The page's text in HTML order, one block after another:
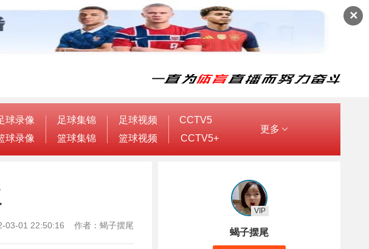
✕
球录像
球录像
足球集锦
篮球集锦
足球视频
篮球视频
CCTV5
CCTV5+
更多
03-01 22:50:16 作者：蝎子摆尾
蝎子摆尾
VIP